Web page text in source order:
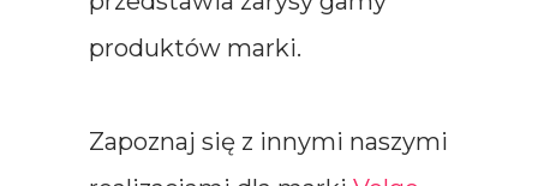
produktów marki.
Zapoznaj się z innymi naszymi